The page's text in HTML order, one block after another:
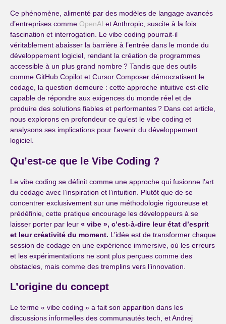
Ce phénomène, alimenté par des modèles de langage avancés
d’entreprises comme OpenAI et Anthropic, suscite à la fois
fascination et interrogation. Le vibe coding pourrait-il
véritablement abaisser la barrière à l’entrée dans le monde du
développement logiciel, rendant la création de programmes
accessible à un plus grand nombre ? Tandis que des outils
comme GitHub Copilot et Cursor Composer démocratisent le
codage, la question demeure : cette approche intuitive est-elle
capable de répondre aux exigences du monde réel et de
produire des solutions fiables et performantes ? Dans cet article,
nous explorons en profondeur ce qu’est le vibe coding et
analysons ses implications pour l’avenir du développement
logiciel.
Qu’est-ce que le Vibe Coding ?
Le vibe coding se définit comme une approche qui fusionne l’art
du codage avec l’inspiration et l’intuition. Plutôt que de se
concentrer exclusivement sur une méthodologie rigoureuse et
prédéfinie, cette pratique encourage les développeurs à se
laisser porter par leur « vibe », c’est-à-dire leur état d’esprit
et leur créativité du moment. L’idée est de transformer chaque
session de codage en une expérience immersive, où les erreurs
et les expérimentations ne sont plus perçues comme des
obstacles, mais comme des tremplins vers l’innovation.
L’origine du concept
Le terme « vibe coding » a fait son apparition dans les
discussions informelles des communautés tech, et Andrej